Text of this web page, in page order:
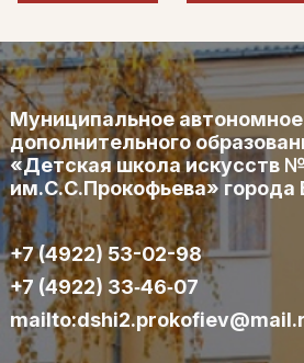
Муниципальное
дополнительного
«Детская школа искусств
им.С.С.Прокофьева» города
+7 (4922) 53-02-98
+7 (4922) 33‑46‑07